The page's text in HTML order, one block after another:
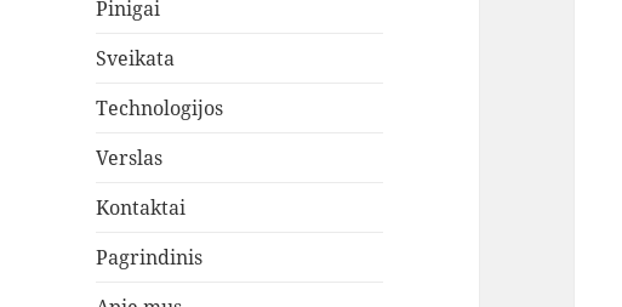
Pinigai
Sveikata
Technologijos
Verslas
Kontaktai
Pagrindinis